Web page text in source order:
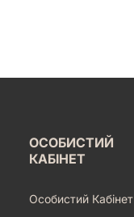
ОСОБИСТИЙ
КАБІНЕТ
Особистий Кабінет